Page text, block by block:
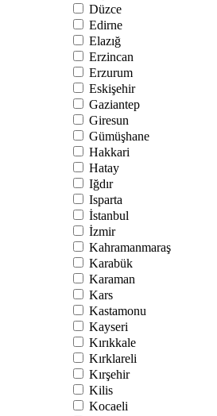
Düzce
Edirne
Elazığ
Erzincan
Erzurum
Eskişehir
Gaziantep
Giresun
Gümüşhane
Hakkari
Hatay
Iğdır
Isparta
İstanbul
İzmir
Kahramanmaraş
Karabük
Karaman
Kars
Kastamonu
Kayseri
Kırıkkale
Kırklareli
Kırşehir
Kilis
Kocaeli